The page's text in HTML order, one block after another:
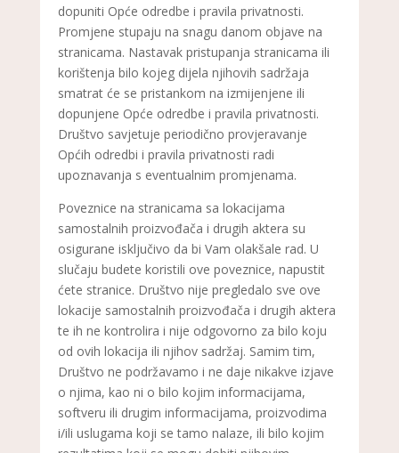
dopuniti Opće odredbe i pravila privatnosti.
Promjene stupaju na snagu danom objave na
stranicama. Nastavak pristupanja stranicama ili
korištenja bilo kojeg dijela njihovih sadržaja
smatrat će se pristankom na izmijenjene ili
dopunjene Opće odredbe i pravila privatnosti.
Društvo savjetuje periodično provjeravanje
Općih odredbi i pravila privatnosti radi
upoznavanja s eventualnim promjenama.
Poveznice na stranicama sa lokacijama
samostalnih proizvođača i drugih aktera su
osigurane isključivo da bi Vam olakšale rad. U
slučaju budete koristili ove poveznice, napustit
ćete stranice. Društvo nije pregledalo sve ove
lokacije samostalnih proizvođača i drugih aktera
te ih ne kontrolira i nije odgovorno za bilo koju
od ovih lokacija ili njihov sadržaj. Samim tim,
Društvo ne podržavamo i ne daje nikakve izjave
o njima, kao ni o bilo kojim informacijama,
softveru ili drugim informacijama, proizvodima
i/ili uslugama koji se tamo nalaze, ili bilo kojim